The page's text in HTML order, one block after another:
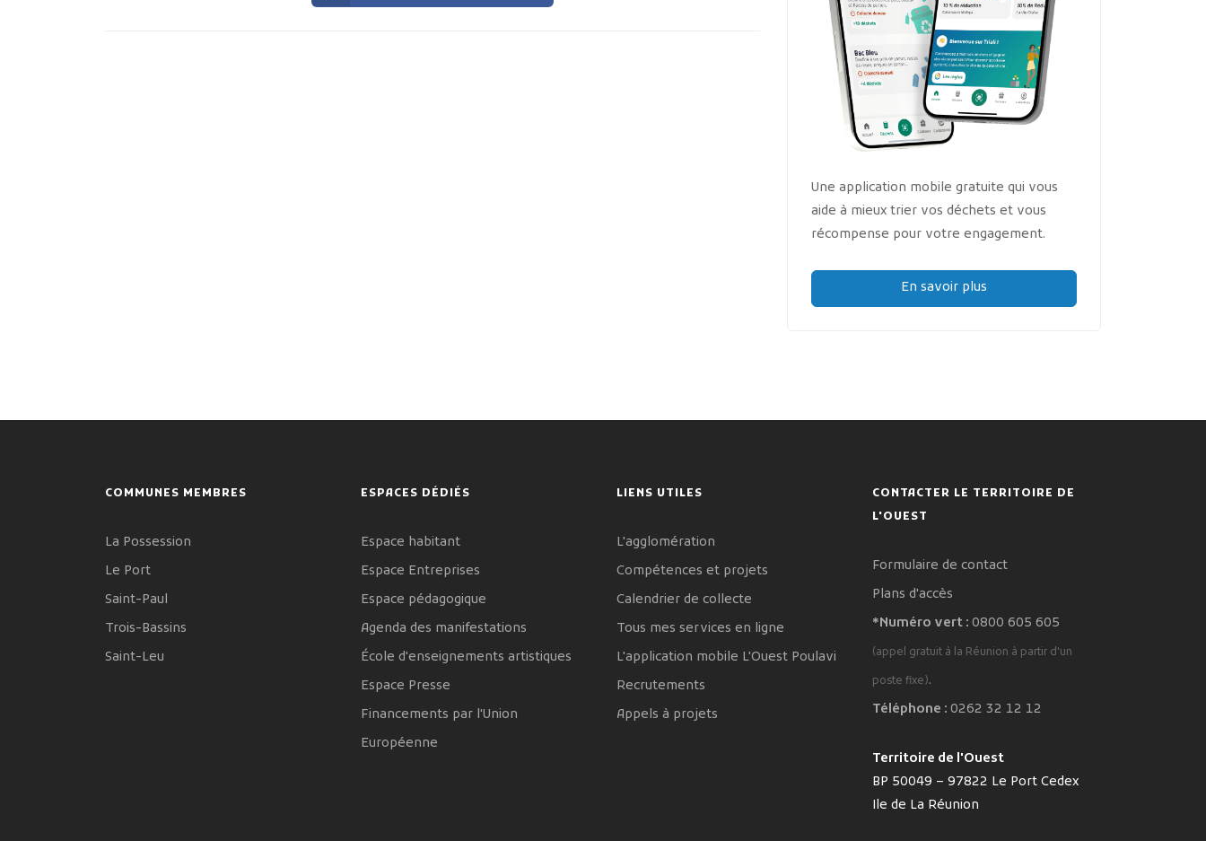
Une application mobile gratuite qui vous
aide à mieux trier vos déchets et vous
récompense pour votre engagement.
En savoir plus
COMMUNES MEMBRES
La Possession
Le Port
Saint-Paul
Trois-Bassins
Saint-Leu
ESPACES DÉDIÉS
Espace habitant
Espace Entreprises
Espace pédagogique
Agenda des manifestations
École d'enseignements artistiques
Espace Presse
Financements par l'Union
Européenne
LIENS UTILES
L'agglomération
Compétences et projets
Calendrier de collecte
Tous mes services en ligne
L'application mobile L'Ouest Poulavi
Recrutements
Appels à projets
CONTACTER LE TERRITOIRE DE
L'OUEST
Formulaire de contact
Plans d'accès
*Numéro vert : 0800 605 605
(appel gratuit à la Réunion à partir d'un
poste fixe).
Téléphone : 0262 32 12 12
Territoire de l'Ouest
BP 50049 – 97822 Le Port Cedex
Ile de La Réunion